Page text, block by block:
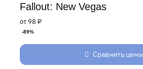
Fallout: New Vegas
от 98 ₽
-89%
Сравнить цены